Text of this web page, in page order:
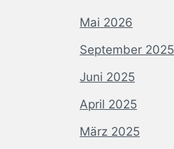
Mai 2026
September 2025
Juni 2025
April 2025
März 2025